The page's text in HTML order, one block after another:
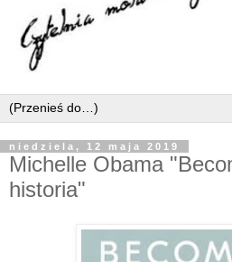
niedziela, 12 maja 2019
Michelle Obama
historia"